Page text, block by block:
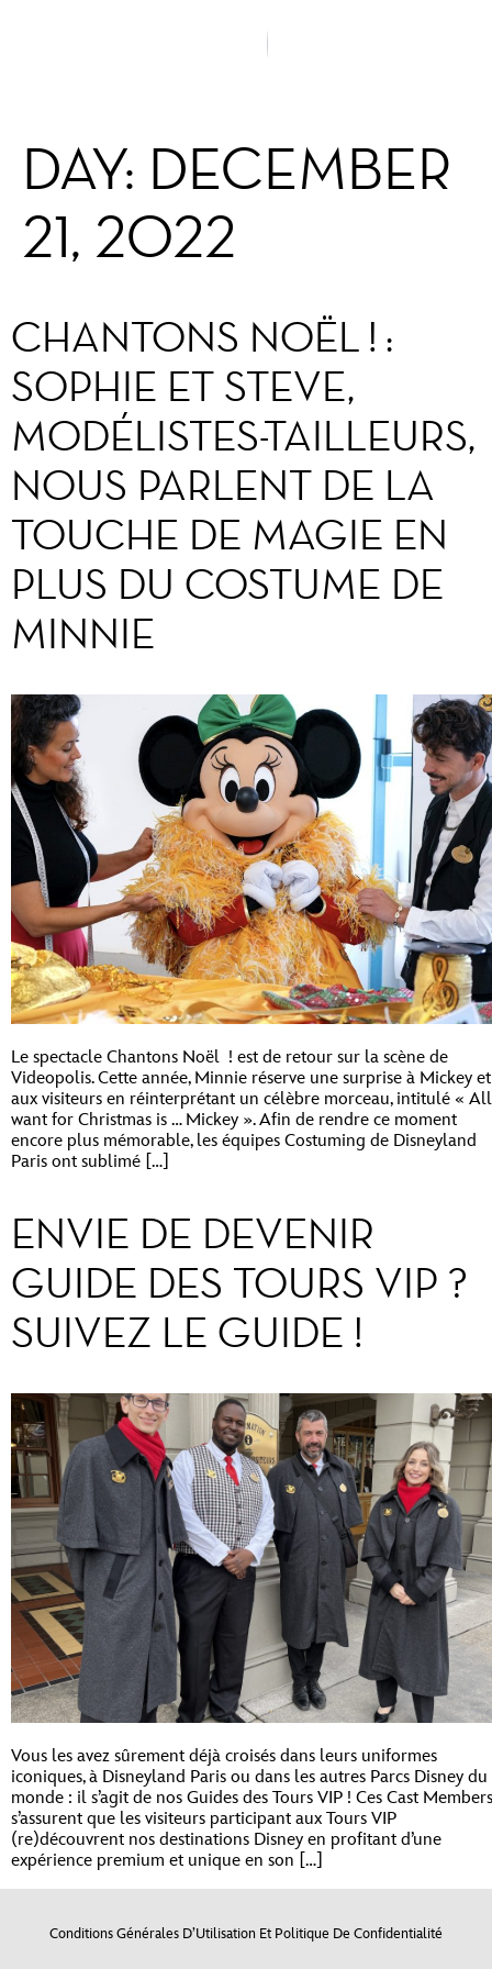
DAY: DECEMBER
21, 2022
CHANTONS NOËL ! :
SOPHIE ET STEVE,
MODÉLISTES-TAILLEURS,
NOUS PARLENT DE LA
TOUCHE DE MAGIE EN
PLUS DU COSTUME DE
MINNIE
Le spectacle Chantons Noël ! est de retour sur la scène de
Videopolis. Cette année, Minnie réserve une surprise à Mickey et
aux visiteurs en réinterprétant un célèbre morceau, intitulé «
want for Christmas is … Mickey ». Afin de rendre ce moment
encore plus mémorable, les équipes Costuming de Disneyland
Paris ont sublimé […]
ENVIE DE DEVENIR
GUIDE DES TOURS VIP ?
SUIVEZ LE GUIDE !
Vous les avez sûrement déjà croisés dans leurs uniformes
iconiques, à Disneyland Paris ou dans les autres Parcs Disney du
monde : il s’agit de nos Guides des Tours VIP ! Ces Cast Members
s’assurent que les visiteurs participant aux Tours VIP
(re)découvrent nos destinations Disney en profitant d’une
expérience premium et unique en son […]
Conditions Générales D’Utilisation Et Politique De Confidentialité